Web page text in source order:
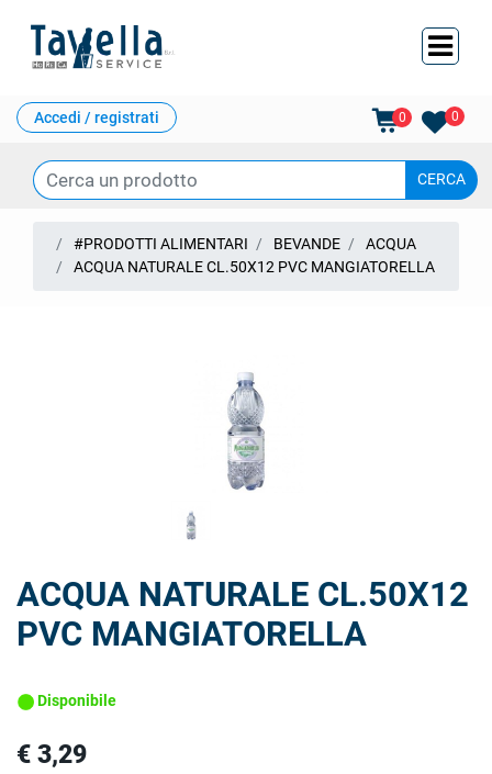
Accedi / registrati 0 0
#PRODOTTI ALIMENTARI BEVANDE
ACQUA
ACQUA NATURALE CL.50X12 PVC MANGIATORELLA
ACQUA NATURALE CL.50X12
PVC MANGIATORELLA
Disponibile
€ 3,29